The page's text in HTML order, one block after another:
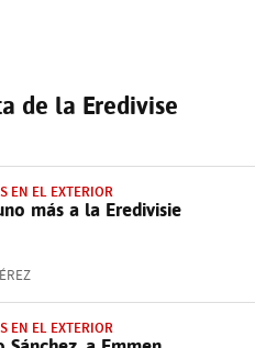
de la Eredivise
EN EL EXTERIOR
más a la Eredivisie
EN EL EXTERIOR